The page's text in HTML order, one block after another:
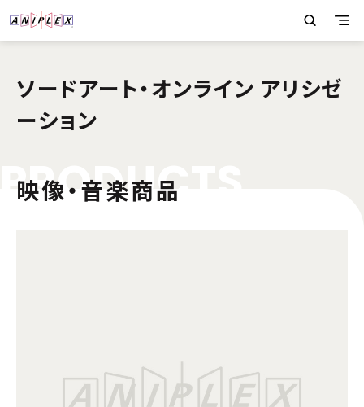
ソードアート・オンライン アリシゼ
ーション
PRODUC
映像・音楽商品